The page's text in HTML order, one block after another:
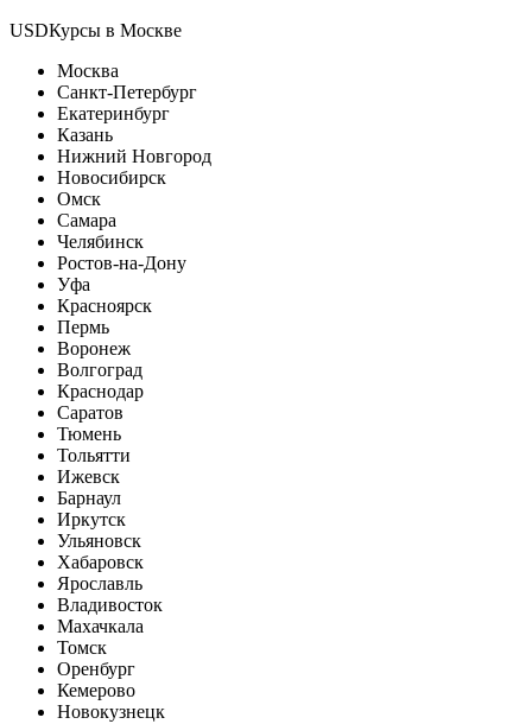
USDКурсы в Москве
Москва
Санкт-Петербург
Екатеринбург
Казань
Нижний Новгород
Новосибирск
Омск
Самара
Челябинск
Ростов-на-Дону
Уфа
Красноярск
Пермь
Воронеж
Волгоград
Краснодар
Саратов
Тюмень
Тольятти
Ижевск
Барнаул
Иркутск
Ульяновск
Хабаровск
Ярославль
Владивосток
Махачкала
Томск
Оренбург
Кемерово
Новокузнецк